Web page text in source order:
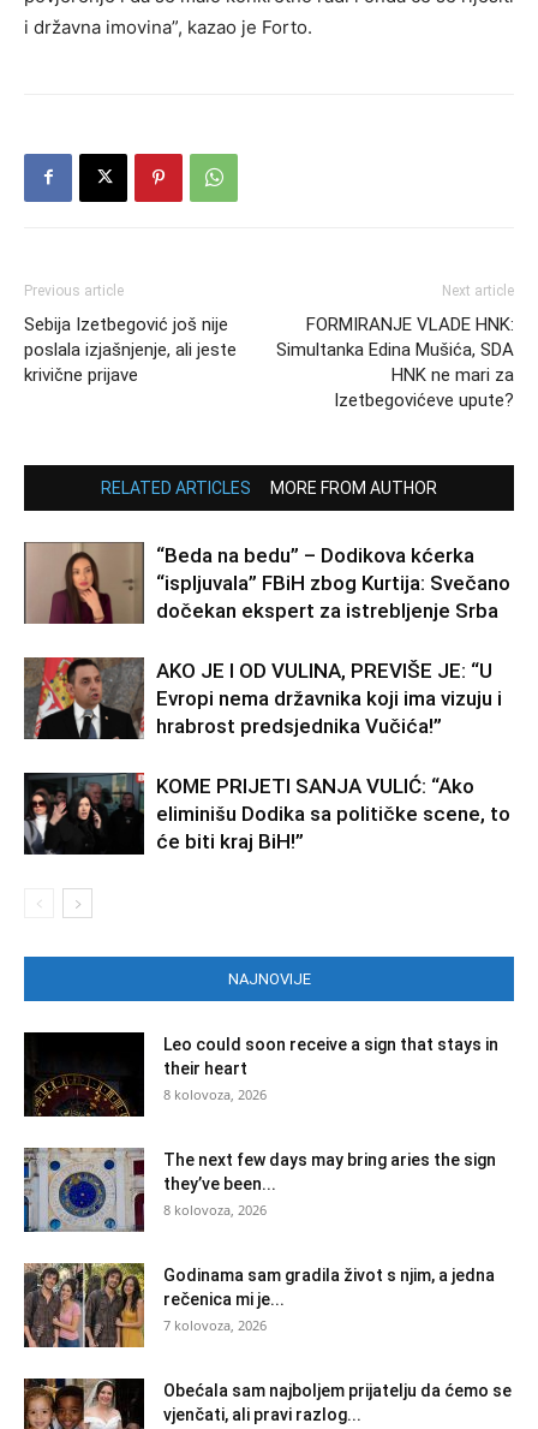
i državna imovina”, kazao je Forto.
Previous article
Sebija Izetbegović još nije
poslala izjašnjenje, ali jeste
krivične prijave
Next article
FORMIRANJE VLADE HNK:
Simultanka Edina Mušića, SDA
HNK ne mari za
Izetbegovićeve upute?
RELATED ARTICLES MORE FROM AUTHOR
“Beda na bedu” – Dodikova kćerka
“ispljuvala” FBiH zbog Kurtija: Svečano
dočekan ekspert za istrebljenje Srba
AKO JE I OD VULINA, PREVIŠE JE: “U
Evropi nema državnika koji ima vizuju i
hrabrost predsjednika Vučića!”
KOME PRIJETI SANJA VULIĆ: “Ako
eliminišu Dodika sa političke scene, to
će biti kraj BiH!”
NAJNOVIJE
Leo could soon receive a sign that stays in
their heart
8 kolovoza, 2026
The next few days may bring aries the sign
they’ve been...
8 kolovoza, 2026
Godinama sam gradila život s njim, a jedna
rečenica mi je...
7 kolovoza, 2026
Obećala sam najboljem prijatelju da ćemo se
vjenčati, ali pravi razlog...